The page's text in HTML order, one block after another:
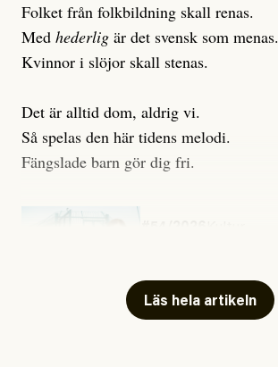
Folket från folkbildning skall renas.
Med hederlig är det svensk som menas.
Kvinnor i slöjor skall stenas.
Det är alltid dom, aldrig vi.
Så spelas den här tidens melodi.
Fängslade barn gör dig fri.
Läs hela artikeln